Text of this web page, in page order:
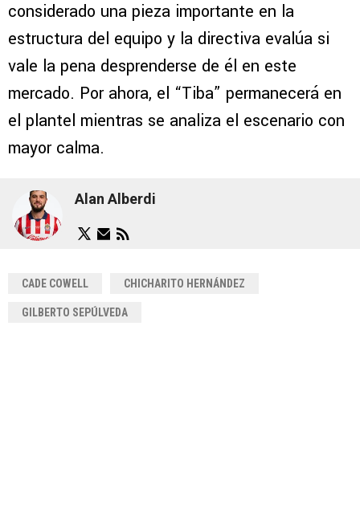
considerado una pieza importante en la
estructura del equipo y la directiva evalúa si
vale la pena desprenderse de él en este
mercado. Por ahora, el “Tiba” permanecerá en
el plantel mientras se analiza el escenario con
mayor calma.
Alan Alberdi
CADE COWELL CHICHARITO HERNÁNDEZ
GILBERTO SEPÚLVEDA